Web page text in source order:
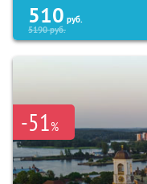
510 руб.
5190руб.
-51%